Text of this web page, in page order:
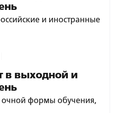
и иностранные
в выходной и
очной формы обучения,